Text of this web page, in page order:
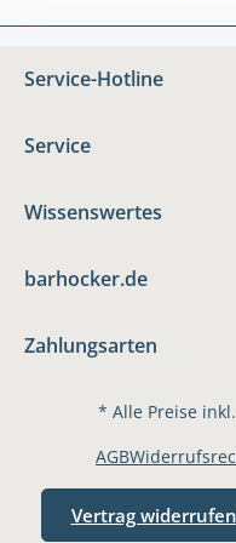
Service-Hotline
Service
Wissenswertes
barhocker.de
Zahlungsarten
* Alle Preise
Vertrag widerrufen
AGB